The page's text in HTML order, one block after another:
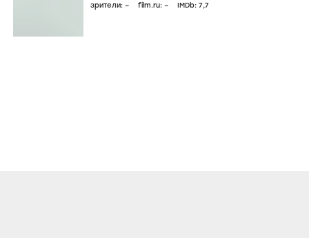
зрители: – film.ru: – IMDb: 7,7